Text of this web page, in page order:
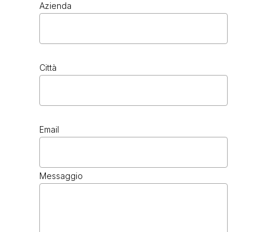
Azienda
Città
Email
Messaggio